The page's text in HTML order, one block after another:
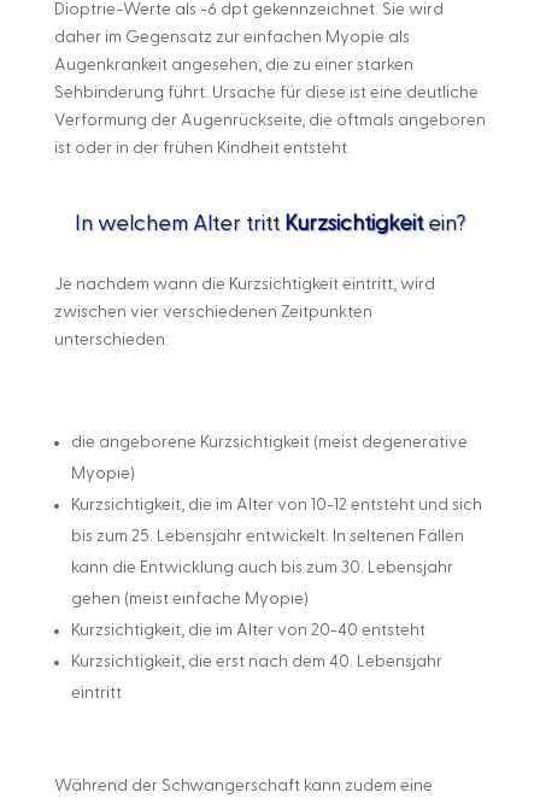
Dioptrie-Werte als -6 dpt gekennzeichnet. Sie wird
daher im Gegensatz zur einfachen Myopie als
Augenkrankeit angesehen, die zu einer starken
Sehbinderung führt. Ursache für diese ist eine deutliche
Verformung der Augenrückseite, die oftmals angeboren
ist oder in der frühen Kindheit entsteht.
In welchem Alter tritt Kurzsichtigkeit ein?
Je nachdem wann die Kurzsichtigkeit eintritt, wird
zwischen vier verschiedenen Zeitpunkten
unterschieden:
die angeborene Kurzsichtigkeit (meist degenerative
Myopie)
Kurzsichtigkeit, die im Alter von 10-12 entsteht und sich
bis zum 25. Lebensjahr entwickelt. In seltenen Fällen
kann die Entwicklung auch bis zum 30. Lebensjahr
gehen (meist einfache Myopie)
Kurzsichtigkeit, die im Alter von 20-40 entsteht
Kurzsichtigkeit, die erst nach dem 40. Lebensjahr
eintritt
Während der Schwangerschaft kann zudem eine